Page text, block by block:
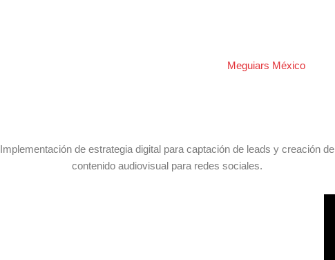
Meguiars México
Implementación de estrategia digital para captación de leads y creación de
contenido audiovisual para redes sociales.